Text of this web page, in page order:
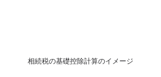
相続税の基礎控除計算のイメージ